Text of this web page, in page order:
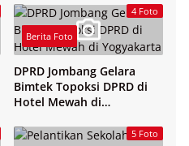
4 Foto
Berita Foto
DPRD Jombang Gelara
Bimtek Topoksi DPRD di
Hotel Mewah di
5 Foto